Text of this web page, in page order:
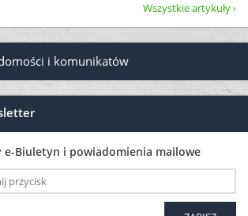
Wszystkie artykuły
i komunikatów
e-Biuletyn i powiadomienia mailowe